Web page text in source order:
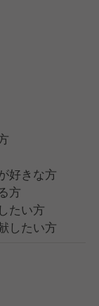
好きな方
方
たい方
したい方